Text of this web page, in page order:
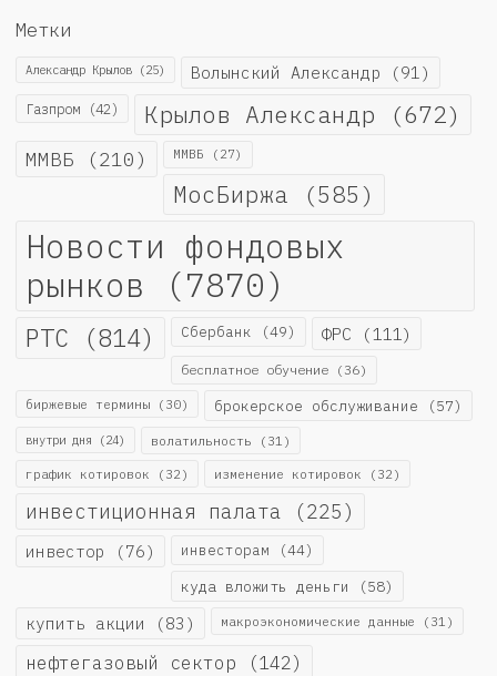
Метки
Александр Крылов (25) Волынский Александр (91)
Газпром (42) Крылов Александр (672)
ММВБ (210) ММВБ (27)
МосБиржа (585)
Новости фондовых
рынков (7870)
РТС (814) Сбербанк (49) ФРС (111)
бесплатное обучение (36)
биржевые термины (30) брокерское обслуживание (57)
внутри дня (24) волатильность (31)
график котировок (32) изменение котировок (32)
инвестиционная палата (225)
инвестор (76) инвесторам (44)
куда вложить деньги (58)
купить акции (83) макроэкономические данные (31)
нефтегазовый сектор (142)